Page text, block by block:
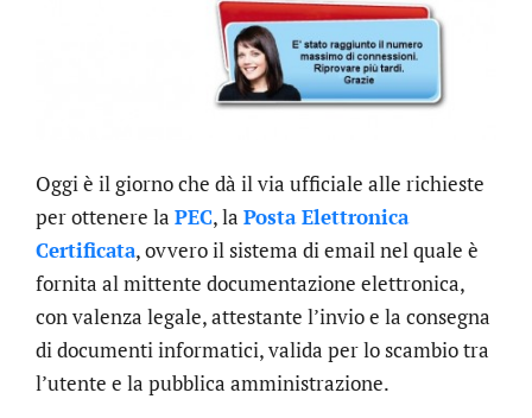
Oggi è il giorno che dà il via ufficiale alle richieste
per ottenere la PEC, la Posta Elettronica
Certificata, ovvero il sistema di email nel quale è
fornita al mittente documentazione elettronica,
con valenza legale, attestante l’invio e la consegna
di documenti informatici, valida per lo scambio tra
l’utente e la pubblica amministrazione.